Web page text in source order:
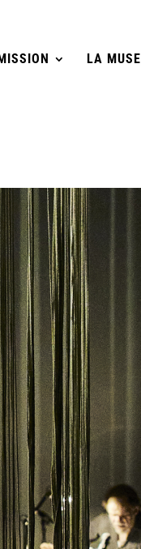
LA MUSE